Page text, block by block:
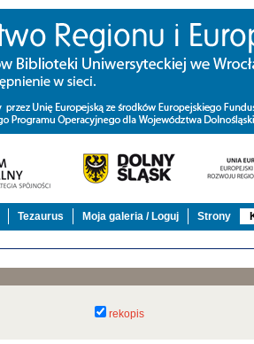
Tezaurus Moja galeria / Loguj Strony
rekopis